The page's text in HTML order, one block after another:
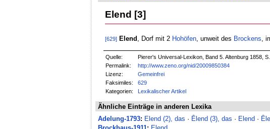
Elend [3]
[629] Elend , Dorf mit 2 Hohöfen, unweit des Brockens ,
Quelle:
Pierer's Universal-Lexikon, Band 5. Altenburg 1858,
Permalink:
http://www.zeno.org/nid/20009850384
Lizenz:
Gemeinfrei
Faksimiles:
629
Kategorien:
Lexikalischer Artikel
Ähnliche Einträge in anderen Lexika
Adelung-1793: Elend (2), das · Ēlend (3), das · Elend ·